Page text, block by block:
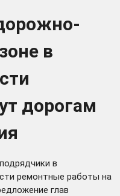
в
дорогам
в
ремонтные работы на
глав